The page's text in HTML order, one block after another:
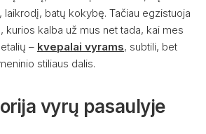
laikrodį, batų kokybę. Tačiau egzistuoja
kurios kalba už mus net tada, kai mes
– kvepalai vyrams, subtili, bet
stiliaus dalis.
vyrų pasaulyje